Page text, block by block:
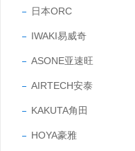
日本ORC
IWAKI易威奇
ASONE亚速旺
AIRTECH安泰
KAKUTA角田
HOYA豪雅